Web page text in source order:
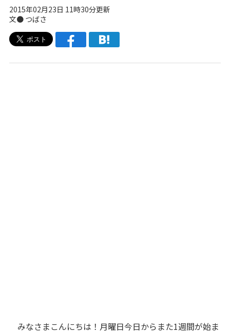
2015年02月23日 11時30分更新
文● つばさ
みなさまこんにちは！月曜日今日からまた1週間が始ま